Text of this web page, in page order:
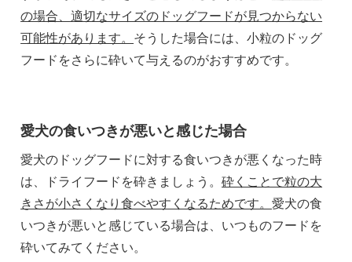
の場合、適切なサイズのドッグフードが見つからない
可能性があります。 そうした場合には、小粒のドッグ
フードをさらに砕いて与えるのがおすすめです。
愛犬の食いつきが悪いと感じた場合
愛犬のドッグフードに対する食いつきが悪くなった時
は、ドライフードを砕きましょう。砕くことで粒の大
きさが小さくなり食べやすくなるためです。愛犬の食
いつきが悪いと感じている場合は、いつものフードを
砕いてみてください。